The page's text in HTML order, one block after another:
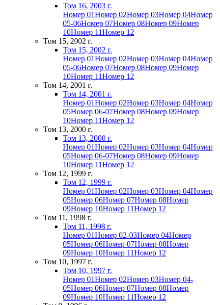
Том 16, 2003 г.
Номер 01Номер 02Номер 03Номер 04Номер
05-06Номер 07Номер 08Номер 09Номер
10Номер 11Номер 12
Том 15, 2002 г.
Том 15, 2002 г.
Номер 01Номер 02Номер 03Номер 04Номер
05-06Номер 07Номер 08Номер 09Номер
10Номер 11Номер 12
Том 14, 2001 г.
Том 14, 2001 г.
Номер 01Номер 02Номер 03Номер 04Номер
05Номер 06-07Номер 08Номер 09Номер
10Номер 11Номер 12
Том 13, 2000 г.
Том 13, 2000 г.
Номер 01Номер 02Номер 03Номер 04Номер
05Номер 06-07Номер 08Номер 09Номер
10Номер 11Номер 12
Том 12, 1999 г.
Том 12, 1999 г.
Номер 01Номер 02Номер 03Номер 04Номер
05Номер 06Номер 07Номер 08Номер
09Номер 10Номер 11Номер 12
Том 11, 1998 г.
Том 11, 1998 г.
Номер 01Номер 02-03Номер 04Номер
05Номер 06Номер 07Номер 08Номер
09Номер 10Номер 11Номер 12
Том 10, 1997 г.
Том 10, 1997 г.
Номер 01Номер 02Номер 03Номер 04-
05Номер 06Номер 07Номер 08Номер
09Номер 10Номер 11Номер 12